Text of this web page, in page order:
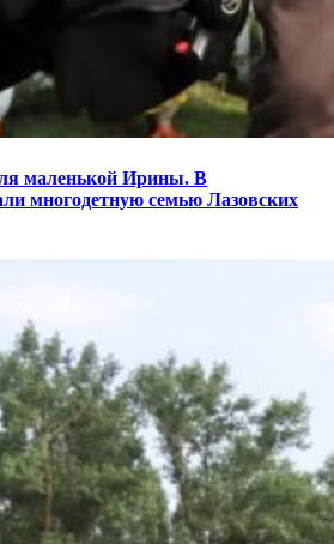
маленькой Ирины. В
многодетную семью Лазовских